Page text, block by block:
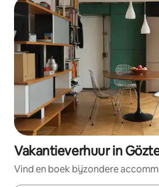
Vakantieverhuur in
Vind en boek bijzondere